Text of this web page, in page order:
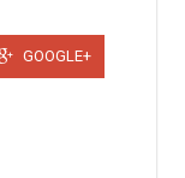
GOOGLE+